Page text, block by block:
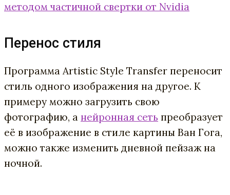
методом частичной свертки от Nvidia
Перенос стиля
Программа Artistic Style Transfer переносит
стиль одного изображения на другое. К
примеру можно загрузить свою
фотографию, а нейронная сеть преобразует
её в изображение в стиле картины Ван Гога,
можно также изменить дневной пейзаж на
ночной.